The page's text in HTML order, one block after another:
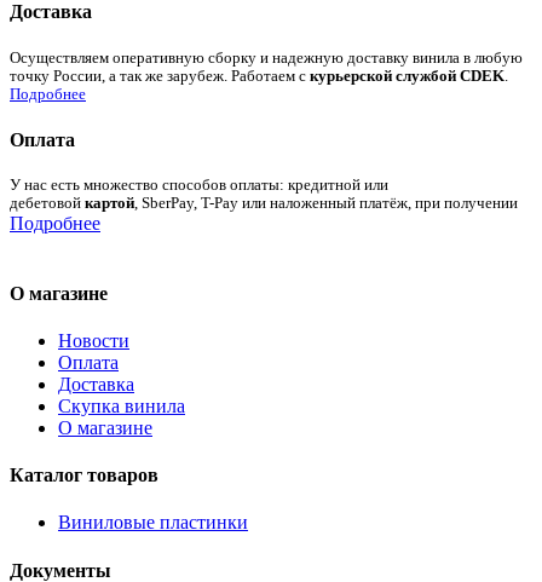
Доставка
Осуществляем оперативную сборку и надежную доставку винила в любую
точку России, а так же зарубеж. Работаем с курьерской службой CDEK
Подробнее
Оплата
У нас есть множество способов оплаты: кредитной или
дебетовой картой, SberPay, T-Pay или наложенный платёж, при получении
Подробнее
О магазине
Новости
Оплата
Доставка
Скупка винила
О магазине
Каталог товаров
Виниловые пластинки
Документы